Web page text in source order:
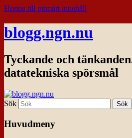
Hoppa till primärt innehåll
blogg.ngn.nu
Tyckande och
datatekniska spörsmål
Sök
Huvudmeny